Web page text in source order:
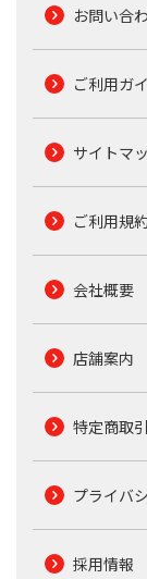
お問い合
ご利用ガ
サイトマ
ご利用規
会社概要
店舗案内
特定商取
プライバ
採用情報